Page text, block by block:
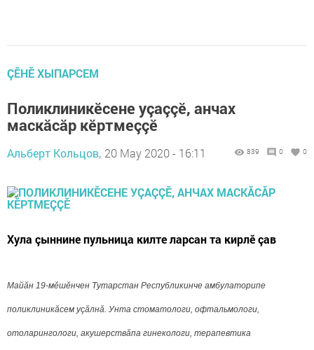
ÇӖНӖ ХЫПАРСЕМ
Поликлиникӗсене уçаççӗ, анчах
маскăсăр кӗртмеççӗ
Альберт Кольцов, 20 May 2020 - 16:11 839 0 0
Хула çыннине пульница килте ларсан та кирлӗ çав
Майăн 19-мӗшӗнчен Тутарстан Республикинче амбулаторипе
поликлиникăсем уçăлнă. Унта стоматологи, офтальмологи,
отоларингологи, акушерствăпа гинекологи, терапевтика